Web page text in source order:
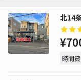
北14
時間